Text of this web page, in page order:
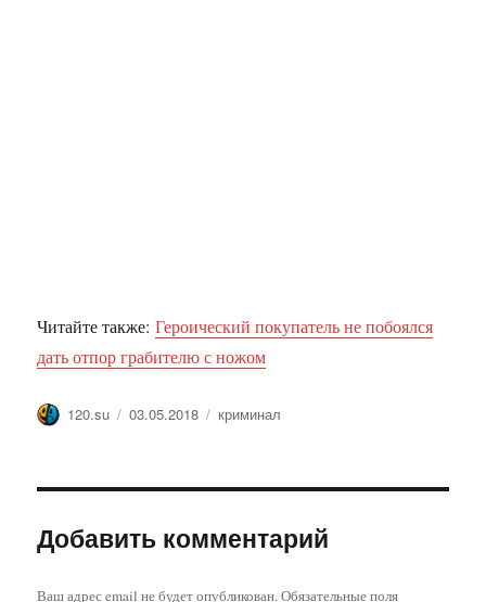
Читайте также:Героический покупатель не побоялся
дать отпор грабителю с ножом
Автор
120.su Опубликовано
03.05.2018 Метки
криминал
Добавить комментарий
Ваш адрес email не будет опубликован.Обязательные поля